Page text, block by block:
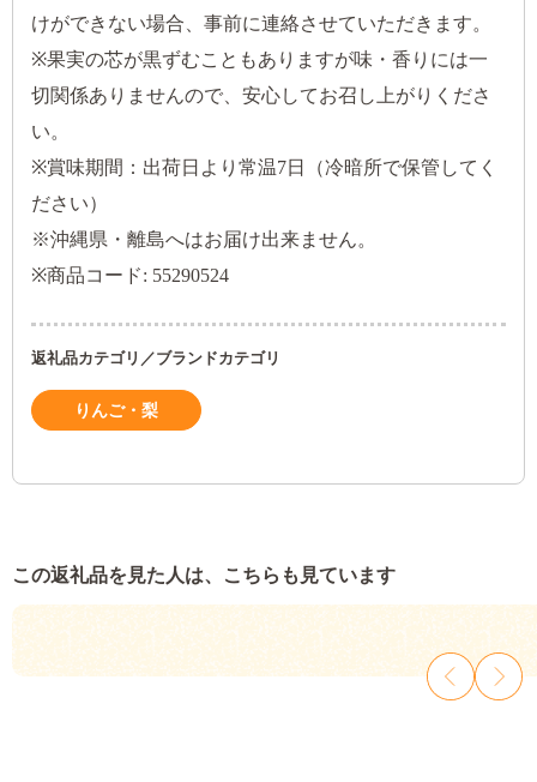
けができない場合、事前に連絡させていただきます。
※果実の芯が黒ずむこともありますが味・香りには一
切関係ありませんので、安心してお召し上がりくださ
い。
※賞味期間：出荷日より常温7日（冷暗所で保管してく
ださい）
※沖縄県・離島へはお届け出来ません。
※商品コード: 55290524
返礼品カテゴリ／ブランドカテゴリ
りんご・梨
この返礼品を見た人は、こちらも見ています